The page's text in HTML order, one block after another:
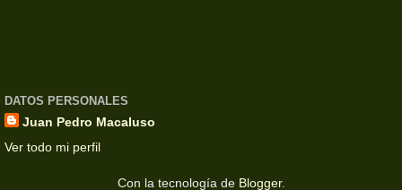
DATOS PERSONALES
Juan Pedro Macaluso
Ver todo mi perfil
Con la tecnología de Blogger.